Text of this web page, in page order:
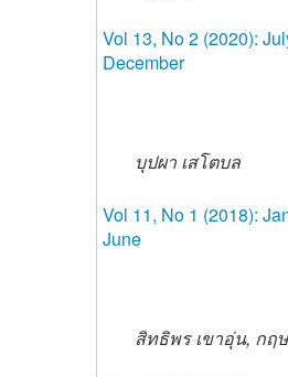
Vol 13, No 2 (2020):
December
บุปผา เสโตบล
Vol 11, No 1 (2018):
June
สิทธิพร เขาอุ่น, กฤ